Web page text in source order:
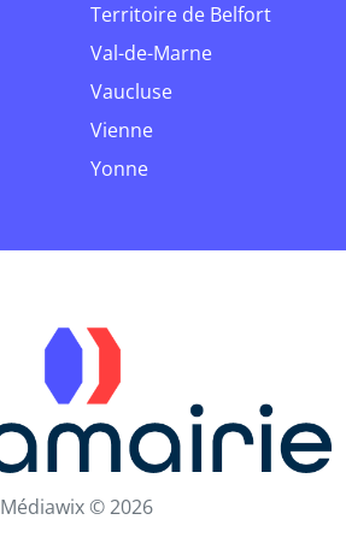
Territoire de Belfort
Val-de-Marne
Vaucluse
Vienne
Yonne
Médiawix © 2026